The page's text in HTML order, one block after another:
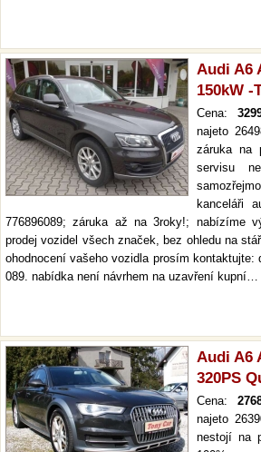
Audi A6
150kW -
Cena:
najeto
záruka na
servisu
kanceláři
776896089; záruka až na 3roky!; nabízíme
prodej vozidel všech značek, bez ohledu na
ohodnocení vašeho vozidla prosím kontaktujte:
089. nabídka není návrhem na uzavření kupní…
Audi A6
320PS
Cena:
najeto
nestojí na